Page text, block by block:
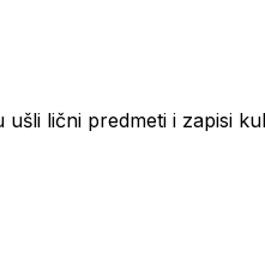
lični predmeti i